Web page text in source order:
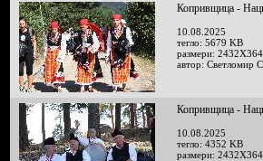
Копривщица -
10.08.2025
тегло: 5679 KB
размери:
автор: Светломир
Копривщица -
10.08.2025
тегло: 4352 KB
размери: